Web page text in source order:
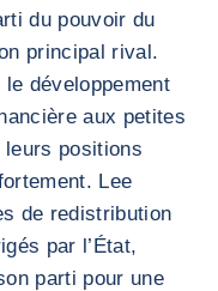
du pouvoir du
principal rival.
développement
aux petites
positions
Lee
de redistribution
par l’État,
parti pour une